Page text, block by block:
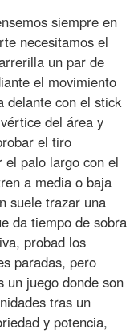
siempre en
necesitamos el
un par de
el movimiento
delante con el stick
del área y
el tiro
el palo largo con el
a media o baja
suele trazar una
da tiempo de sobra
probad los
paradas, pero
un juego donde son
tras un
y potencia,